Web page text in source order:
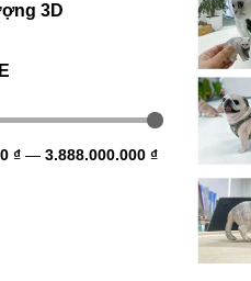
3D
0 ₫— 3.888.000.000 ₫